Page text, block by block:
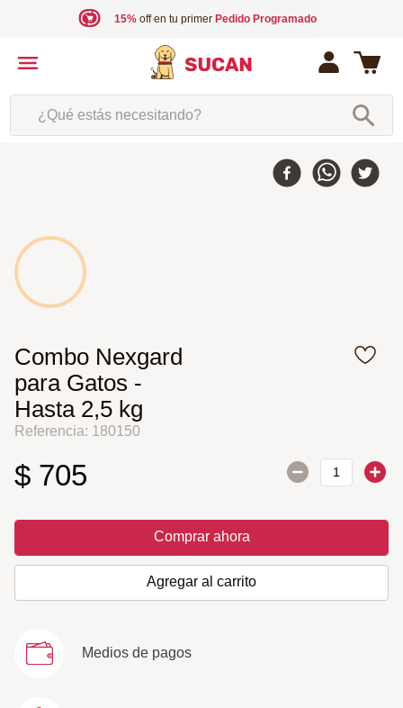
15%off en tu primer Pedido Programado
¿Qué estás necesitando?
Combo Nexgard
para Gatos -
Hasta 2,5 kg
Referencia: 180150
$ 705
Comprar ahora
Agregar al carrito
Medios de pagos